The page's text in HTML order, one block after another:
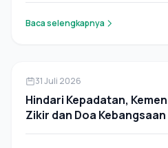
Baca selengkapnya
Pers Rilis
31 Juli 2026
Hindari Kepadatan,
Zikir dan Doa